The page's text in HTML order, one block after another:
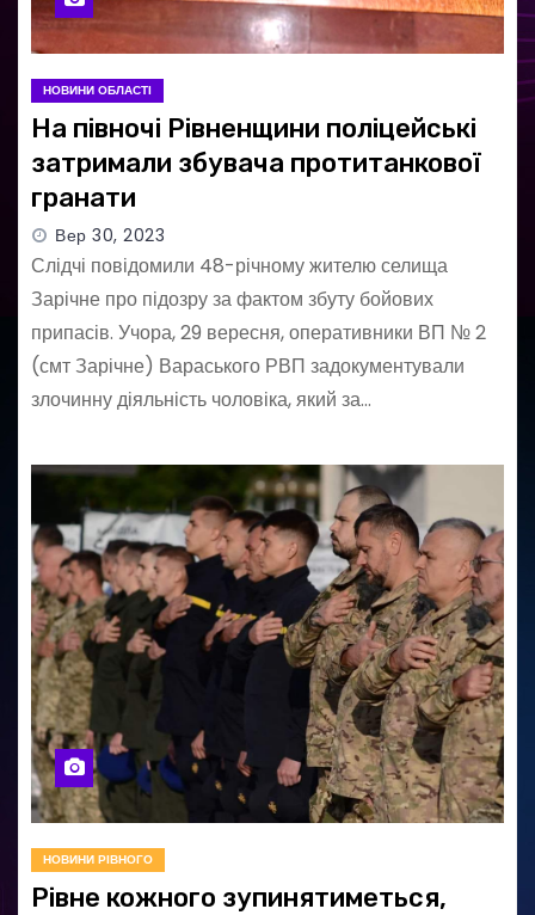
НОВИНИ ОБЛАСТІ
На півночі Рівненщини поліцейські
затримали збувача протитанкової
гранати
Вер 30, 2023
Слідчі повідомили 48-річному жителю селища
Зарічне про підозру за фактом збуту бойових
припасів. Учора, 29 вересня, оперативники ВП № 2
(смт Зарічне) Вараського РВП задокументували
злочинну діяльність чоловіка, який за…
НОВИНИ РІВНОГО
Рівне кожного зупинятиметься,